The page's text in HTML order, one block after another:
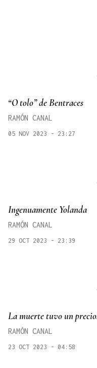
“O tolo” de Bentraces
RAMÓN CANAL
05 NOV 2023 - 23:27
Ingenuamente Yolanda
RAMÓN CANAL
29 OCT 2023 - 23:39
La muerte tuvo un
RAMÓN CANAL
23 OCT 2023 - 04:58